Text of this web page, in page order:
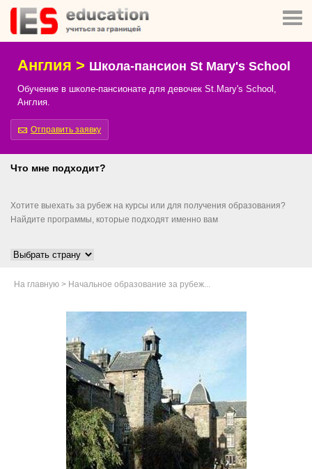
Англия > Школа-пансион St Mary's School
Обучение в школе-пансионате для девочек St.Mary's School,
Англия.
Отправить заявку
Что мне подходит?
Хотите выехать за рубеж на курсы или для получения образования?
Найдите программы, которые подходят именно вам
На главную > Начальное образование за рубеж...